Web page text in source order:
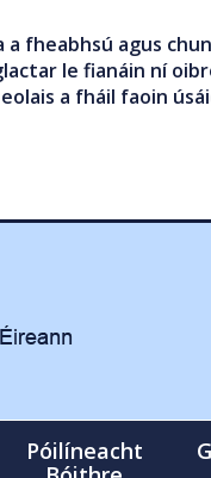
fheabhsú agus
le fianáin ní
a fháil faoin
Póilíneacht